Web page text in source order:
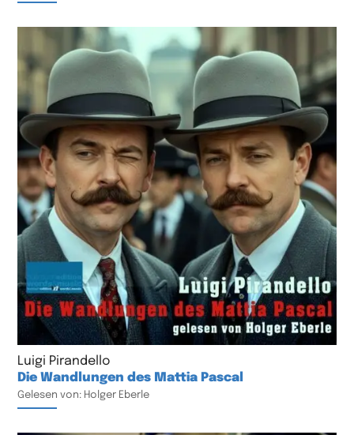
Luigi Pirandello
Die Wandlungen des Mattia Pascal
Gelesen von: Holger Eberle